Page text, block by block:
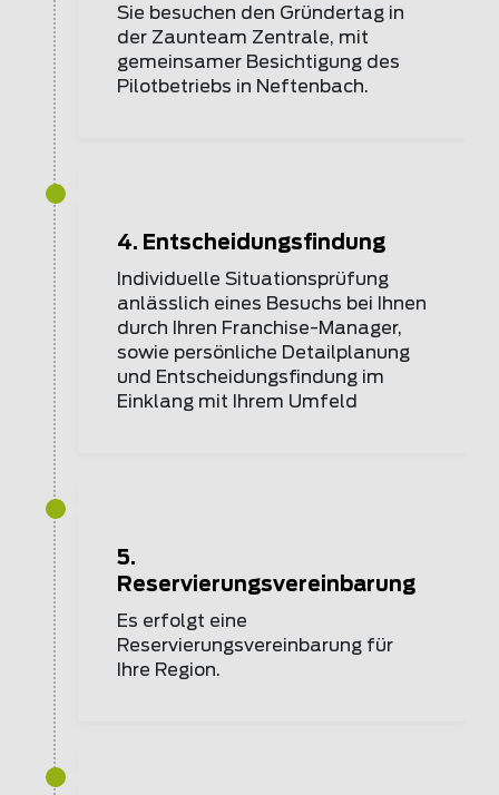
Sie besuchen den Gründertag in
der Zaunteam Zentrale, mit
gemeinsamer Besichtigung des
Pilotbetriebs in Neftenbach.
4. Entscheidungsfindung
Individuelle Situationsprüfung
anlässlich eines Besuchs bei Ihnen
durch Ihren Franchise-Manager,
sowie persönliche Detailplanung
und Entscheidungsfindung im
Einklang mit Ihrem Umfeld
5.
Reservierungsvereinbarung
Es erfolgt eine
Reservierungsvereinbarung für
Ihre Region.